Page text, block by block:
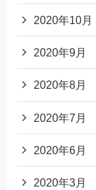
2020年10月
2020年9月
2020年8月
2020年7月
2020年6月
2020年3月